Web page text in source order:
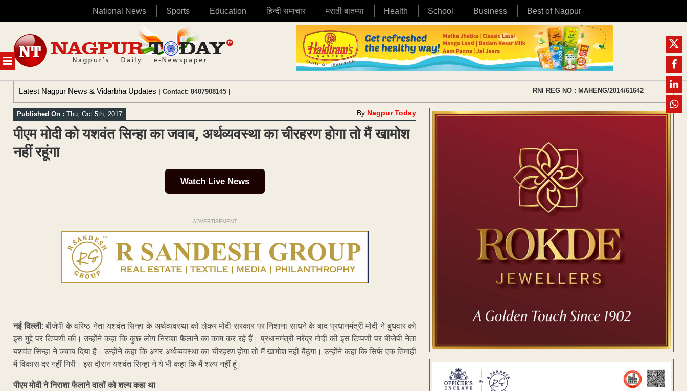
National News Sports Education हिन्दी समाचार मराठी बातम्या Health School Business Best of Nagpur
MENU
content
Latest Nagpur News & Vidarbha Updates | Contact: 8407908145 | RNI REG NO : MAHENG/2014/61642
Published On : Thu, Oct 5th, 2017 By Nagpur Today
पीएम मोदी को यशवंत सिन्हा का जवाब, अर्थव्यवस्था का चीरहरण होगा तो मैं खामोश
नहीं रहूंगा
Watch Live News
ADVERTISEMENT
नई दिल्ली: बीजेपी के वरिष्ठ नेता यशवंत सिन्हा के अर्थव्यवस्था को लेकर मोदी सरकार पर निशाना साधने के बाद प्रधानमंत्री मोदी ने बुधवार को
इस मुद्दे पर टिप्पणी की। उन्होंने कहा कि कुछ लोग निराशा फैलाने का काम कर रहे हैं। प्रधानमंत्री नरेंद्र मोदी की इस टिप्पणी पर बीजेपी नेता
यशवंत सिन्हा ने जवाब दिया है। उन्होंने कहा कि अगर अर्थव्यवस्था का चीरहरण होगा तो मैं खामोश नहीं बैठूंगा। उन्होंने कहा कि सिर्फ एक तिमाही
में विकास दर नहीं गिरी। इस दौरान यशवंत सिन्हा ने ये भी कहा कि मैं शल्य नहीं हूं।
पीएम मोदी ने निराशा फैलाने वालों को शल्य कहा था